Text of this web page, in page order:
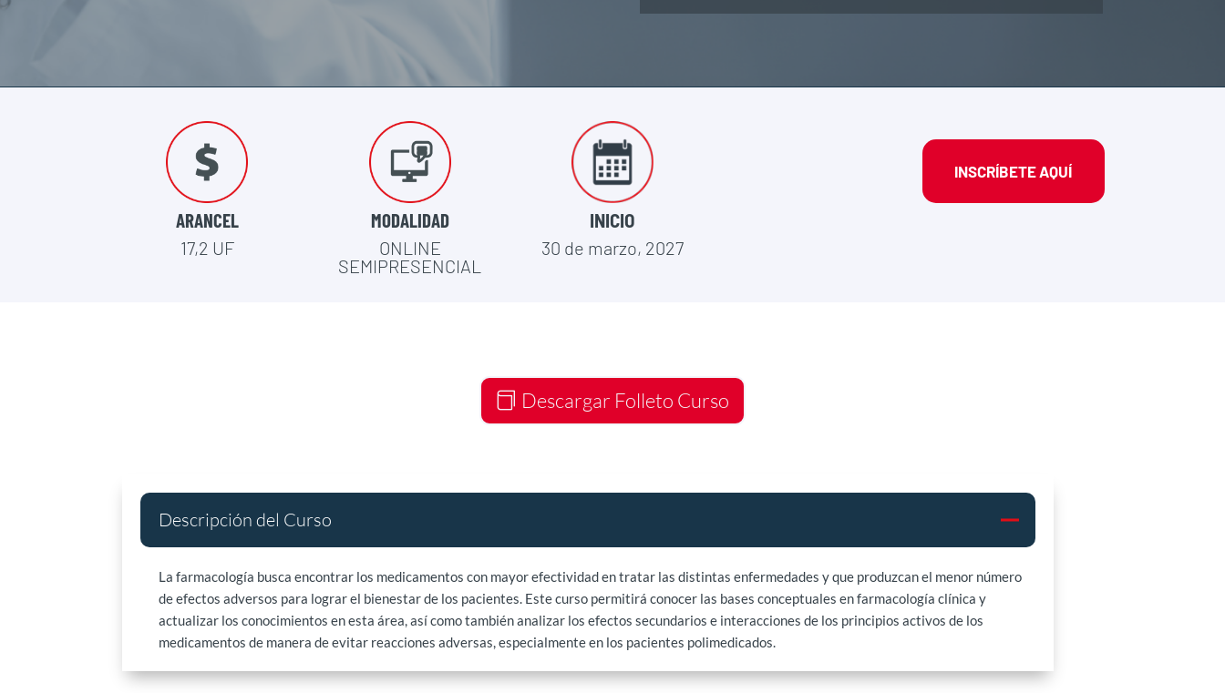
ARANCEL
17,2 UF
MODALIDAD
ONLINE
SEMIPRESENCIAL
INICIO
30 de marzo, 2027
INSCRÍBETE AQUÍ
Descargar Folleto Curso
Descripción del Curso
La farmacología busca encontrar los medicamentos con mayor efectividad en tratar las distintas enfermedades y que produzcan el menor número
de efectos adversos para lograr el bienestar de los pacientes. Este curso permitirá conocer las bases conceptuales en farmacología clínica y
actualizar los conocimientos en esta área, así como también analizar los efectos secundarios e interacciones de los principios activos de los
medicamentos de manera de evitar reacciones adversas, especialmente en los pacientes polimedicados.